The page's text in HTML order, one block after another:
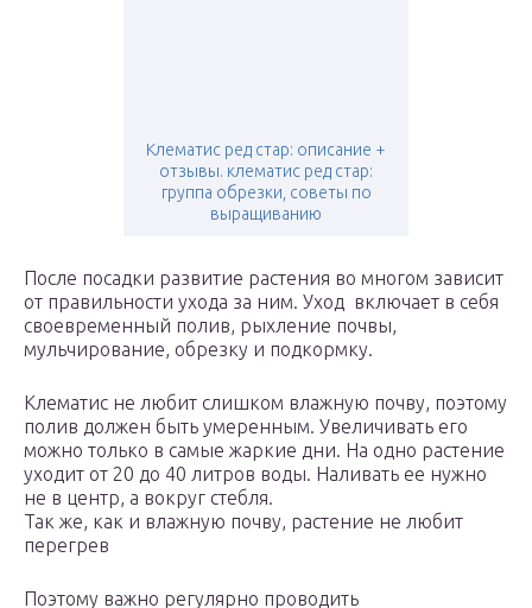
Клематис ред стар: описание +
отзывы. клематис ред стар:
группа обрезки, советы по
выращиванию
После посадки развитие растения во многом зависит
от правильности ухода за ним. Уход включает в себя
своевременный полив, рыхление почвы,
мульчирование, обрезку и подкормку.
Клематис не любит слишком влажную почву, поэтому
полив должен быть умеренным. Увеличивать его
можно только в самые жаркие дни. На одно растение
уходит от 20 до 40 литров воды. Наливать ее нужно
не в центр, а вокруг стебля.
Так же, как и влажную почву, растение не любит
перегрев
Поэтому важно регулярно проводить